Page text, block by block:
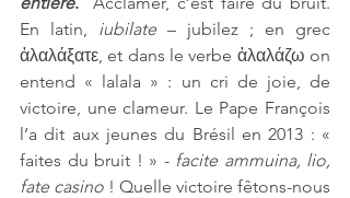
En latin, iubilate – jubilez ; en grec
ἀλαλάξατε, et dans le verbe ἀλαλάζω on
entend « lalala » : un cri de joie, de
victoire, une clameur. Le Pape François
l’a dit aux jeunes du Brésil en 2013 : «
faites du bruit ! » - facite ammuina, lio,
fate casino ! Quelle victoire fêtons-nous